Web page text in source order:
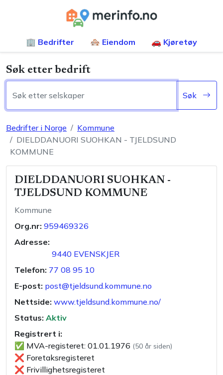
🏢 Bedrifter 🏘️ Eiendom 🚗 Kjøretøy
Søk etter bedrift
Søk
Bedrifter i Norge
Kommune
DIELDDANUORI SUOHKAN - TJELDSUND
KOMMUNE
DIELDDANUORI SUOHKAN -
TJELDSUND KOMMUNE
Kommune
Org.nr: 959469326
Adresse:
9440 EVENSKJER
Telefon: 77 08 95 10
E-post: post@tjeldsund.kommune.no
Nettside: www.tjeldsund.kommune.no/
Status: Aktiv
Registrert i:
✅ MVA-registeret: 01.01.1976 (50 år siden)
❌ Foretaksregisteret
❌ Frivillighetsregisteret